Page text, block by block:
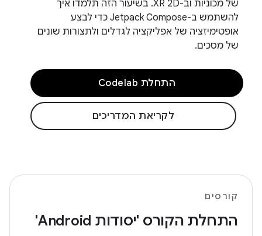
של מכוניות וב-XR 2D. בשיעור הזה תלמדו איך
להשתמש ב-Jetpack Compose כדי לבצע
אופטימיזציה של אפליקציה לגדלים ולתצורות שונים
של מסכים.
התחלת Codelab
לקריאת המדריכים
קורסים
התחלת הקורס 'יסודות Android'